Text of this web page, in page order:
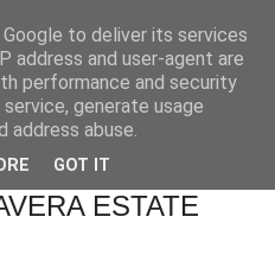
ESTATE
to deliver its services
address and user-agent are
performance and security
generate usage
abuse.
GOT IT